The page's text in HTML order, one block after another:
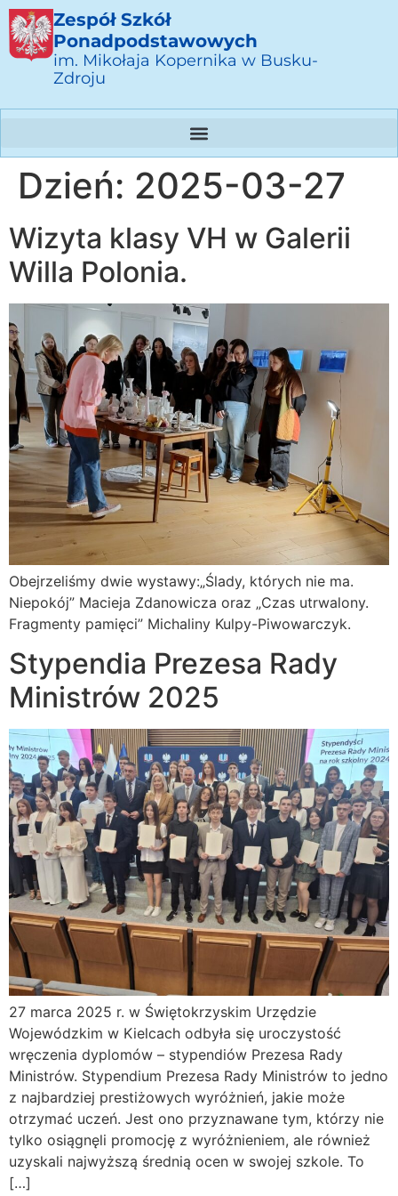
Zespół Szkół
Ponadpodstawowych
im. Mikołaja Kopernika w Busku-
Zdroju
Dzień: 2025-03-27
Wizyta klasy VH w Galerii
Willa Polonia.
Obejrzeliśmy dwie wystawy:„Ślady, których nie ma.
Niepokój” Macieja Zdanowicza oraz „Czas utrwalony.
Fragmenty pamięci” Michaliny Kulpy-Piwowarczyk.
Stypendia Prezesa Rady
Ministrów 2025
27 marca 2025 r. w Świętokrzyskim Urzędzie
Wojewódzkim w Kielcach odbyła się uroczystość
wręczenia dyplomów – stypendiów Prezesa Rady
Ministrów. Stypendium Prezesa Rady Ministrów to jedno
z najbardziej prestiżowych wyróżnień, jakie może
otrzymać uczeń. Jest ono przyznawane tym, którzy nie
tylko osiągnęli promocję z wyróżnieniem, ale również
uzyskali najwyższą średnią ocen w swojej szkole. To
[…]